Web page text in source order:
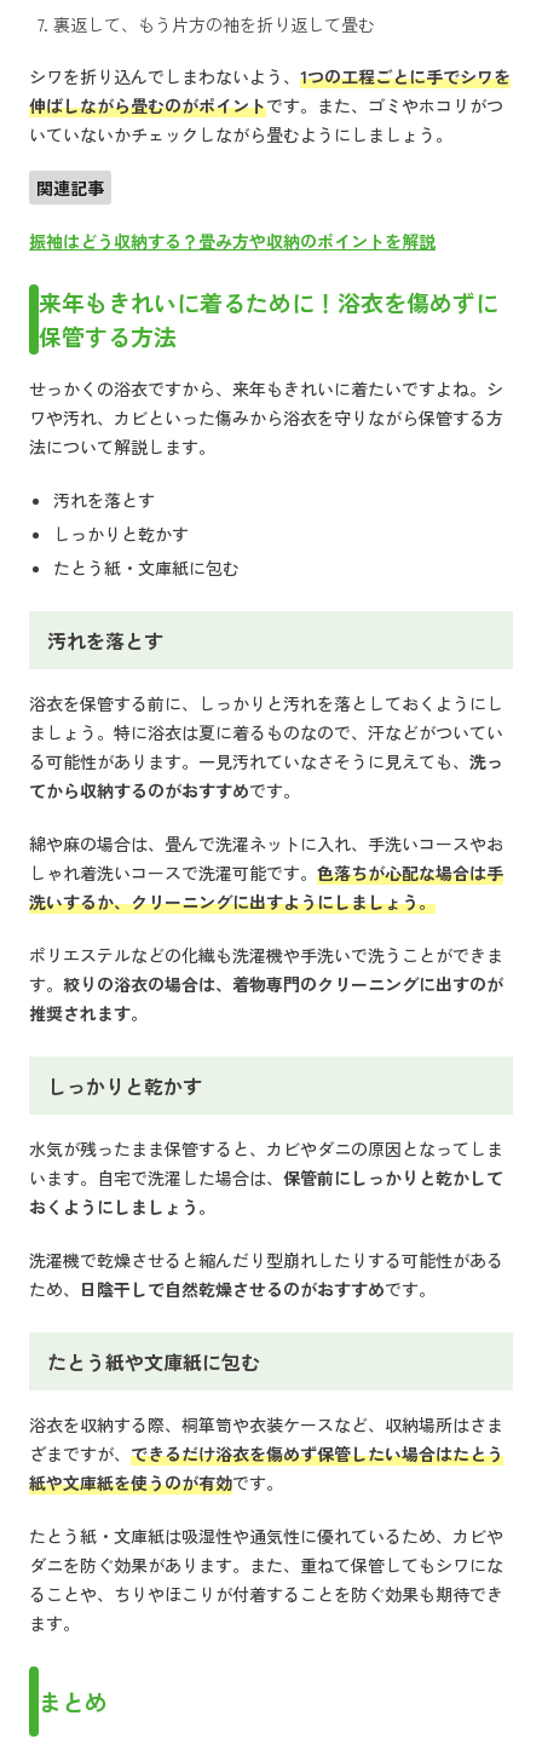
裏返して、もう片方の袖を折り返して畳む
シワを折り込んでしまわないよう、 1つの工程ごとに手でシワを
伸ばしながら畳むのがポイントです。また、ゴミやホコリがつ
いていないかチェックしながら畳むようにしましょう。
関連記事
振袖はどう収納する？畳み方や収納のポイントを解説
来年もきれいに着るために！浴衣を傷めずに
保管する方法
せっかくの浴衣ですから、来年もきれいに着たいですよね。シ
ワや汚れ、カビといった傷みから浴衣を守りながら保管する方
法について解説します。
汚れを落とす
しっかりと乾かす
たとう紙・文庫紙に包む
汚れを落とす
浴衣を保管する前に、しっかりと汚れを落としておくようにし
ましょう。特に浴衣は夏に着るものなので、汗などがついてい
る可能性があります。一見汚れていなさそうに見えても、 洗っ
てから収納するのがおすすめです。
綿や麻の場合は、畳んで洗濯ネットに入れ、手洗いコースやお
しゃれ着洗いコースで洗濯可能です。 色落ちが心配な場合は手
洗いするか、クリーニングに出すようにしましょう。
ポリエステルなどの化繊も洗濯機や手洗いで洗うことができま
す。 絞りの浴衣の場合は、着物専門のクリーニングに出すのが
推奨されます。
しっかりと乾かす
水気が残ったまま保管すると、カビやダニの原因となってしま
います。自宅で洗濯した場合は、 保管前にしっかりと乾かして
おくようにしましょう。
洗濯機で乾燥させると縮んだり型崩れしたりする可能性がある
ため、 日陰干しで自然乾燥させるのがおすすめです。
たとう紙や文庫紙に包む
浴衣を収納する際、桐箪笥や衣装ケースなど、収納場所はさま
ざまですが、 できるだけ浴衣を傷めず保管したい場合はたとう
紙や文庫紙を使うのが有効です。
たとう紙・文庫紙は吸湿性や通気性に優れているため、カビや
ダニを防ぐ効果があります。また、重ねて保管してもシワにな
ることや、ちりやほこりが付着することを防ぐ効果も期待でき
ます。
まとめ